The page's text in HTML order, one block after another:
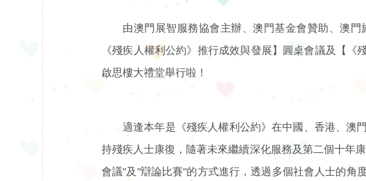
由澳門展智服務協會主辦、澳門基金會贊助、澳
《殘疾人權利公約》推行成效與發展】圓桌會議及【
啟思樓大禮堂舉行啦！
適逢本年是《殘疾人權利公約》在中國、香港、澳
持殘疾人士康復，隨著未來繼續深化服務及第二個十年
會議"及"辯論比賽"的方式進行，透過多個社會人士的角